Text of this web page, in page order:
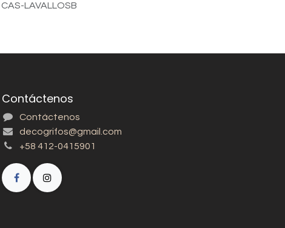
CAS-LAVALLOSB
Contáctenos
Contáctenos
decogrifos@gmail.com
+58 412-0415901